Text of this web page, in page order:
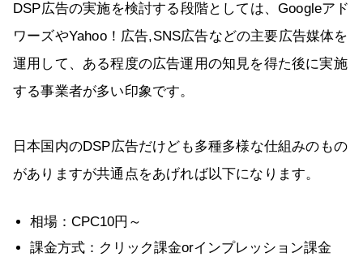
DSP広告の実施を検討する段階としては、Googleアド
ワーズやYahoo！広告,SNS広告などの主要広告媒体を
運用して、ある程度の広告運用の知見を得た後に実施
する事業者が多い印象です。
日本国内のDSP広告だけども多種多様な仕組みのもの
がありますが共通点をあげれば以下になります。
相場：CPC10円～
課金方式：クリック課金orインプレッション課金